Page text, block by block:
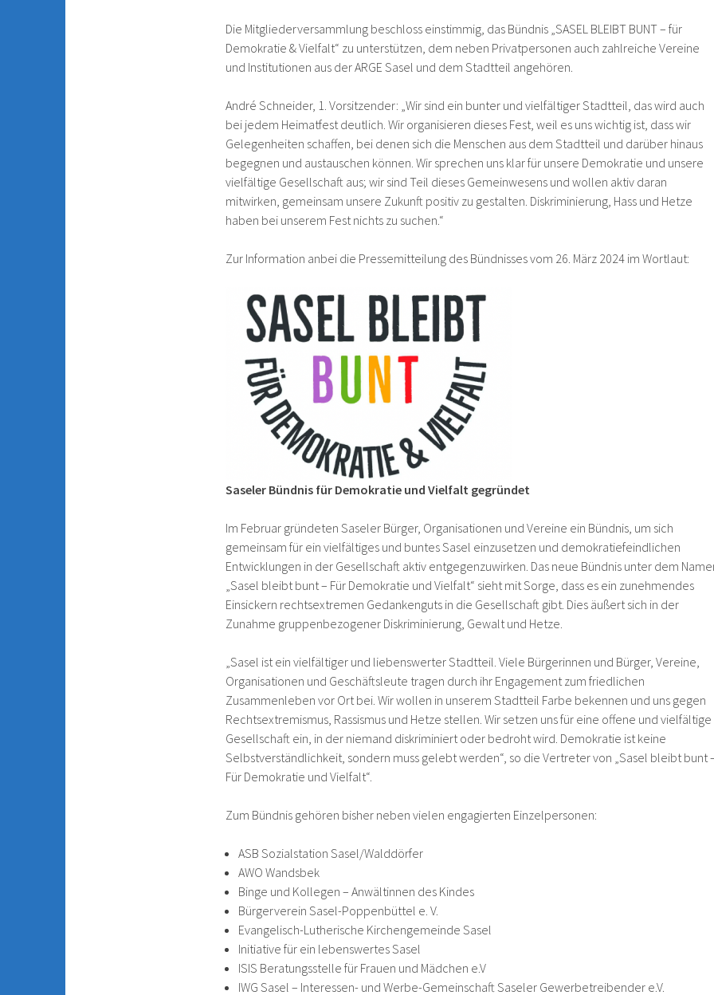
Die Mitgliederversammlung beschloss einstimmig, das Bündnis „SASEL BLEIBT BUNT – für
Demokratie & Vielfalt“ zu unterstützen, dem neben Privatpersonen auch zahlreiche Vereine
und Institutionen aus der ARGE Sasel und dem Stadtteil angehören.
André Schneider, 1. Vorsitzender: „Wir sind ein bunter und vielfältiger Stadtteil, das wird auch
bei jedem Heimatfest deutlich. Wir organisieren dieses Fest, weil es uns wichtig ist, dass wir
Gelegenheiten schaffen, bei denen sich die Menschen aus dem Stadtteil und darüber hinaus
begegnen und austauschen können. Wir sprechen uns klar für unsere Demokratie und unsere
vielfältige Gesellschaft aus; wir sind Teil dieses Gemeinwesens und wollen aktiv daran
mitwirken, gemeinsam unsere Zukunft positiv zu gestalten. Diskriminierung, Hass und Hetze
haben bei unserem Fest nichts zu suchen.“
Zur Information anbei die Pressemitteilung des Bündnisses vom 26. März 2024 im Wortlaut:
Saseler Bündnis für Demokratie und Vielfalt gegründet
Im Februar gründeten Saseler Bürger, Organisationen und Vereine ein Bündnis, um sich
gemeinsam für ein vielfältiges und buntes Sasel einzusetzen und demokratiefeindlichen
Entwicklungen in der Gesellschaft aktiv entgegenzuwirken. Das neue Bündnis unter dem
„Sasel bleibt bunt – Für Demokratie und Vielfalt“ sieht mit Sorge, dass es ein zunehmendes
Einsickern rechtsextremen Gedankenguts in die Gesellschaft gibt. Dies äußert sich in der
Zunahme gruppenbezogener Diskriminierung, Gewalt und Hetze.
„Sasel ist ein vielfältiger und liebenswerter Stadtteil. Viele Bürgerinnen und Bürger, Vereine,
Organisationen und Geschäftsleute tragen durch ihr Engagement zum friedlichen
Zusammenleben vor Ort bei. Wir wollen in unserem Stadtteil Farbe bekennen und uns gegen
Rechtsextremismus, Rassismus und Hetze stellen. Wir setzen uns für eine offene und vielfältige
Gesellschaft ein, in der niemand diskriminiert oder bedroht wird. Demokratie ist keine
Selbstverständlichkeit, sondern muss gelebt werden“, so die Vertreter von „Sasel bleibt bunt
Für Demokratie und Vielfalt“.
Zum Bündnis gehören bisher neben vielen engagierten Einzelpersonen:
ASB Sozialstation Sasel/Walddörfer
AWO Wandsbek
Binge und Kollegen – Anwältinnen des Kindes
Bürgerverein Sasel-Poppenbüttel e. V.
Evangelisch-Lutherische Kirchengemeinde Sasel
Initiative für ein lebenswertes Sasel
ISIS Beratungsstelle für Frauen und Mädchen e.V
IWG Sasel – Interessen- und Werbe-Gemeinschaft Saseler Gewerbetreibender e.V.